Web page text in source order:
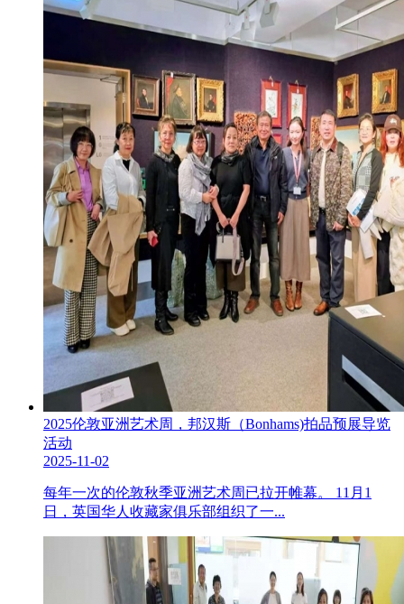
2025伦敦亚洲艺术周，邦汉斯（Bonhams)拍品预展导览
活动
2025-11-02
每年一次的伦敦秋季亚洲艺术周已拉开帷幕。 11月1
日，英国华人收藏家俱乐部组织了一...